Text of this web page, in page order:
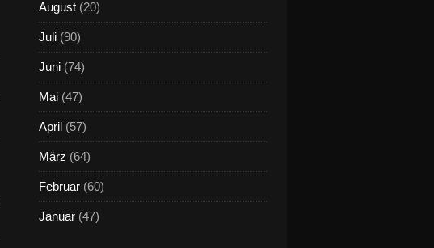
August (20)
Juli (90)
Juni (74)
Mai (47)
April (57)
März (64)
Februar (60)
Januar (47)